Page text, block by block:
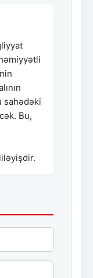
sahədəki
Bu,